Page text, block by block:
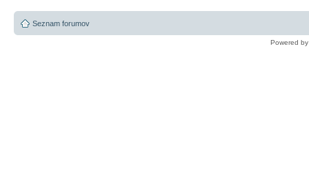
Seznam forumov
Powered